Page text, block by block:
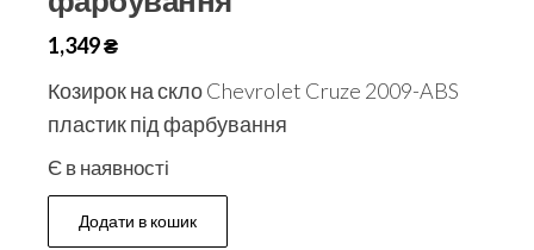
1,349₴
Козирок на скло Chevrolet Cruze 2009-ABS
пластик під фарбування
Є в наявності
Додати в кошик